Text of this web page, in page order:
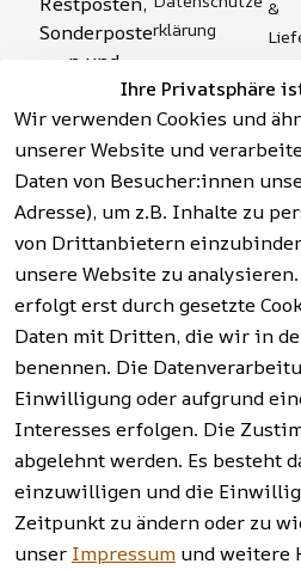
Ihre Privatsphäre
Wir verwenden Cookies und
unserer Website und
Daten von Besucher:innen
Adresse), um z.B. Inhalte zu
von Drittanbietern
unsere Website zu
erfolgt erst durch gesetzte
Daten mit Dritten, die wir in
benennen. Die
Einwilligung oder aufgrund
Interesses erfolgen. Die
abgelehnt werden. Es besteht
einzuwilligen und die
Zeitpunkt zu ändern oder zu
unser Impressum und weitere
Sonderposte
n und
Aktionsartik
el rund um
Werkzeuge,
Garten,
Haushalt
und mehr.
Vertrag
widerrufen
rklärung
tserklärung
Widerrufsrech
t
Hinweise zur
Batterieentso
rgung
&
&
t
Facebook |
Instagram |
Newsletter
AGB |